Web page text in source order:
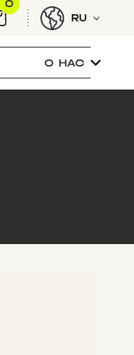
0
RU
О НАС